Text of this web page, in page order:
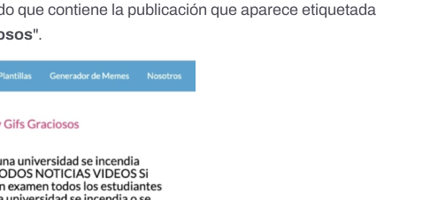
que contiene la publicación que aparece etiquetada
".